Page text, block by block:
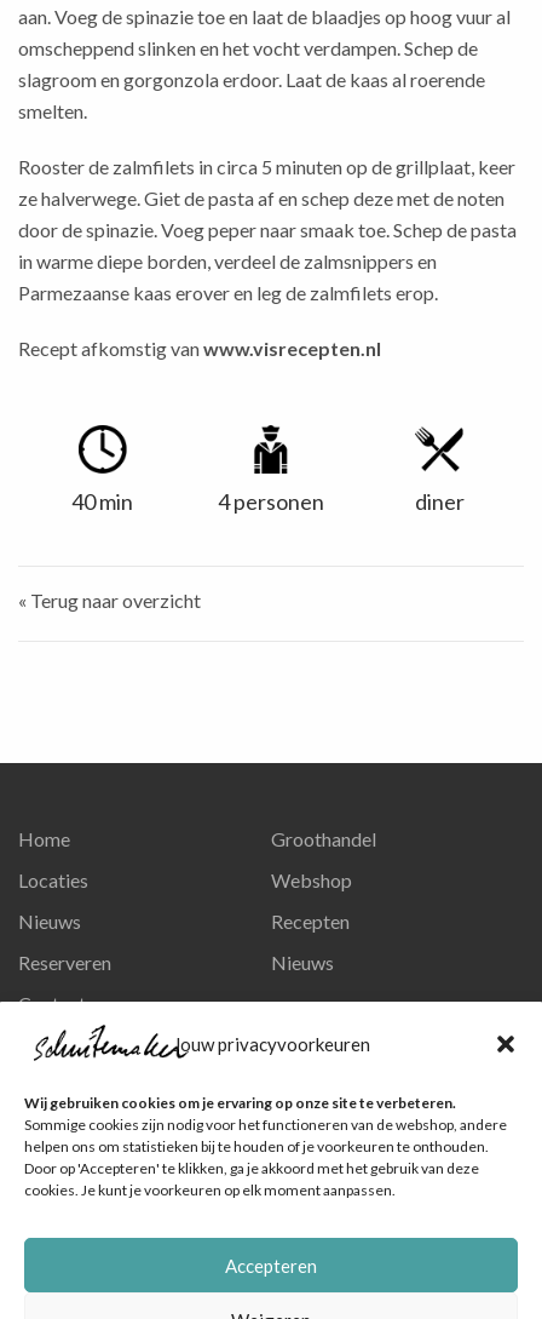
Jouw privacyvoorkeuren
Wij gebruiken cookies om je ervaring op onze site te verbeteren.
Sommige cookies zijn nodig voor het functioneren van de webshop, andere
helpen ons om statistieken bij te houden of je voorkeuren te onthouden.
Door op 'Accepteren' te klikken, ga je akkoord met het gebruik van deze
cookies. Je kunt je voorkeuren op elk moment aanpassen.
Accepteren
aan. Voeg de spinazie toe en laat de blaadjes op hoog vuur al
omscheppend slinken en het vocht verdampen. Schep de
slagroom en gorgonzola erdoor. Laat de kaas al roerende
smelten.
Rooster de zalmfilets in circa 5 minuten op de grillplaat, keer
ze halverwege. Giet de pasta af en schep deze met de noten
door de spinazie. Voeg peper naar smaak toe. Schep de pasta
in warme diepe borden, verdeel de zalmsnippers en
Parmezaanse kaas erover en leg de zalmfilets erop.
Recept afkomstig vanwww.visrecepten.nl
40 min 4 personen diner
« Terug naar overzicht
Home
Locaties
Nieuws
Reserveren
Contact
Privacy en persoonsgegevens
Groothandel
Webshop
Recepten
Nieuws
Ga naar onze pagina
Volg ons op Instagram
Ga naar onze pagina